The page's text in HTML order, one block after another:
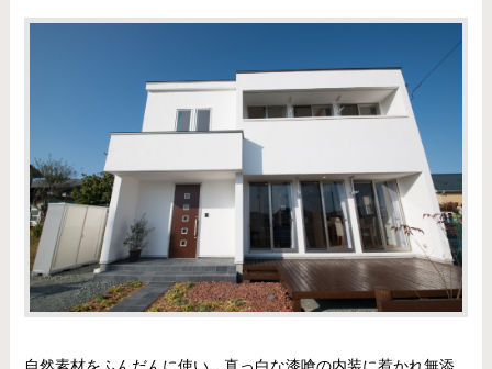
自然素材をふんだんに使い、真っ白な漆喰の内装に惹かれ無添